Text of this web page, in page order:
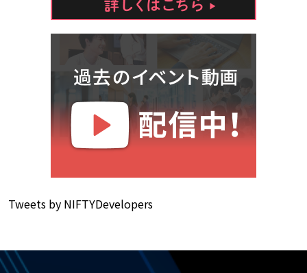
Tweets by NIFTYDevelopers